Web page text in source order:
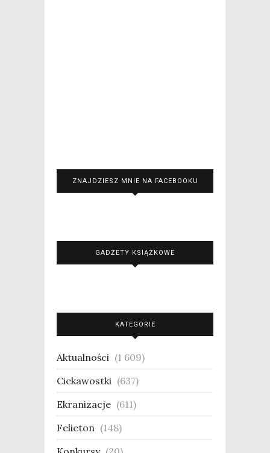
ZNAJDZIESZ MNIE NA FACEBOOKU
GADŻETY KSIĄŻKOWE
KATEGORIE
Aktualności (1 609)
Ciekawostki (637)
Ekranizacje (611)
Felieton (148)